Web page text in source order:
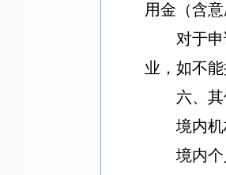
用金（含
对于
业，如不
六、
境内
境内